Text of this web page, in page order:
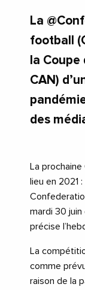
La
football
la
CAN)
des
La prochaine
lieu en 2021
mardi 30 juin
précise
La
comme
raison de la